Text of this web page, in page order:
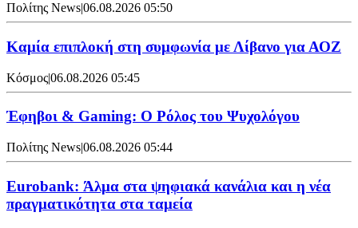
Πολίτης News|06.08.2026 05:50
Καμία επιπλοκή στη συμφωνία με Λίβανο για ΑΟΖ
Κόσμος|06.08.2026 05:45
Έφηβοι & Gaming: Ο Ρόλος του Ψυχολόγου
Πολίτης News|06.08.2026 05:44
Eurobank: Άλμα στα ψηφιακά κανάλια και η νέα
πραγματικότητα στα ταμεία